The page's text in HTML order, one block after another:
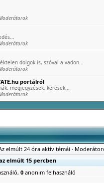
dolgok is, szóval a vadon...
portálról
megjegyzések, kérések...
elmúlt 24 óra aktív témái ·
elmúlt 15 percben
0anonim felhasználó